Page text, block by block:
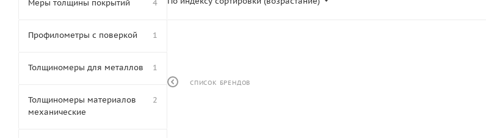
СПИСОК БРЕНДОВ
Меры толщины покрытий 4
Профилометры с поверкой 1
Толщиномеры для металлов 1
Толщиномеры материалов
механические
2